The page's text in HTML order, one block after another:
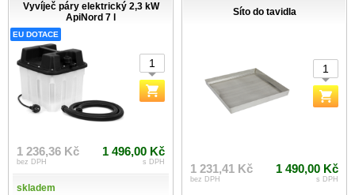
Vyvíječ páry elektrický 2,3 kW
ApiNord 7 l
EU DOTACE
1 236,36 Kč
bez DPH
1 496,00 Kč
s DPH
skladem
Síto do tavidla
1 231,41 Kč
bez DPH
1 490,00 Kč
s DPH